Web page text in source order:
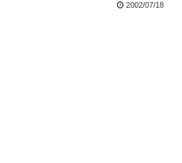
2002/07/18